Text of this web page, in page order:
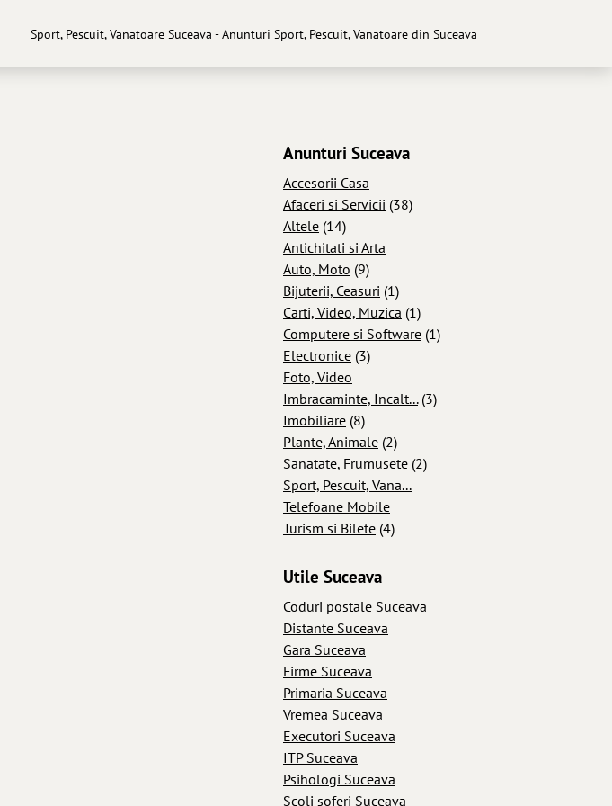
Sport, Pescuit, Vanatoare Suceava - Anunturi Sport, Pescuit, Vanatoare din Suceava
Anunturi Suceava
Accesorii Casa
Afaceri si Servicii (38)
Altele (14)
Antichitati si Arta
Auto, Moto (9)
Bijuterii, Ceasuri (1)
Carti, Video, Muzica (1)
Computere si Software (1)
Electronice (3)
Foto, Video
Imbracaminte, Incalt... (3)
Imobiliare (8)
Plante, Animale (2)
Sanatate, Frumusete (2)
Sport, Pescuit, Vana...
Telefoane Mobile
Turism si Bilete (4)
Utile Suceava
Coduri postale Suceava
Distante Suceava
Gara Suceava
Firme Suceava
Primaria Suceava
Vremea Suceava
Executori Suceava
ITP Suceava
Psihologi Suceava
Scoli soferi Suceava